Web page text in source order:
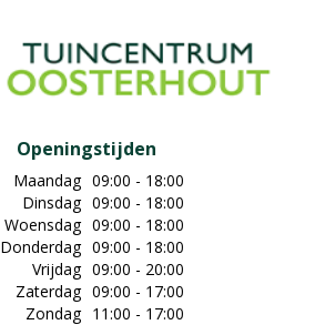
Openingstijden
Maandag 09:00 - 18:00
Dinsdag 09:00 - 18:00
Woensdag 09:00 - 18:00
Donderdag 09:00 - 18:00
Vrijdag 09:00 - 20:00
Zaterdag 09:00 - 17:00
Zondag 11:00 - 17:00